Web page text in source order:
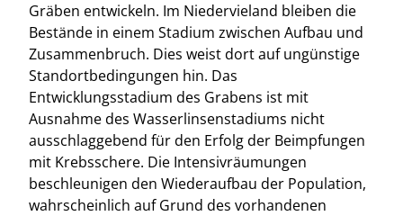
Gräben entwickeln. Im Niedervieland bleiben die
Bestände in einem Stadium zwischen Aufbau und
Zusammenbruch. Dies weist dort auf ungünstige
Standortbedingungen hin. Das
Entwicklungsstadium des Grabens ist mit
Ausnahme des Wasserlinsenstadiums nicht
ausschlaggebend für den Erfolg der Beimpfungen
mit Krebsschere. Die Intensivräumungen
beschleunigen den Wiederaufbau der Population,
wahrscheinlich auf Grund des vorhandenen